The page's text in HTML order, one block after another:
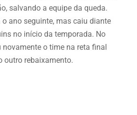
salvando a equipe da queda.
ano seguinte, mas caiu diante
no início da temporada. No
o time na reta final
outro rebaixamento.